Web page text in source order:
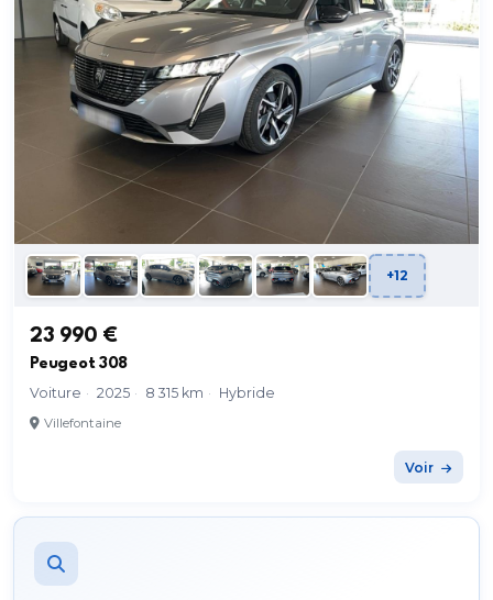
+12
23 990 €
Peugeot 308
Voiture · 2025 · 8 315 km · Hybride
Villefontaine
Voir